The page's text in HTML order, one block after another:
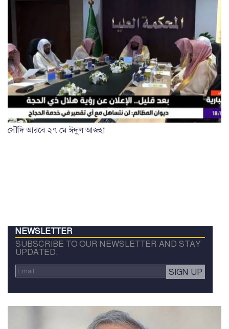
সৌদি আরবে ২৭ মে ঈদুল আজহা
NEWSLETTER
SUBSCRIBE TO OUR NEWSLETTER AND STAY
UPDATED.